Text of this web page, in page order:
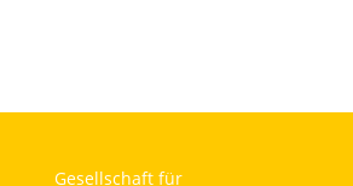
Gesellschaft für